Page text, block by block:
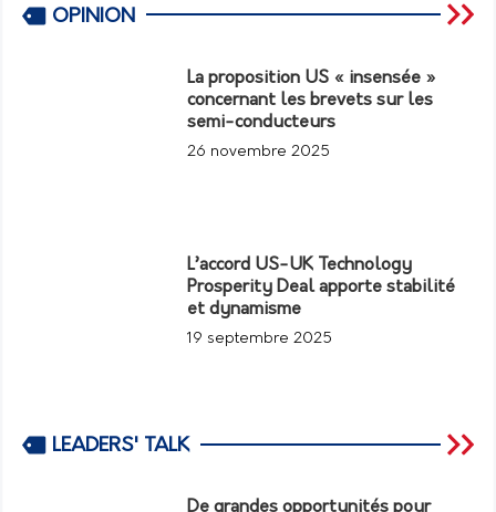
OPINION
La proposition US « insensée »
concernant les brevets sur les
semi-conducteurs
26 novembre 2025
L’accord US-UK Technology
Prosperity Deal apporte stabilité
et dynamisme
19 septembre 2025
LEADERS' TALK
De grandes opportunités pour